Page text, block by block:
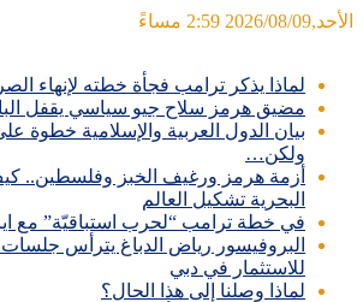
الأحد,2026/08/09 2:59 مساءً
لماذا يذكر ترامب فجأة خطته لإنهاء
مضيق هرمز سلاح جيو سياسي يقفل
بيان الدول العربية والإسلامية خطوة
ولكن…
أزمة هرمز ورغيف الخبز وفلسطين..
البحرية تشكيل العالم
في خطة ترامب “لحرب استباقيّة” مع
البروفيسور رياض الدباغ يترأس جلسات
للاستثمار في دبي
لماذا وصلنا إلى هذا الحال؟